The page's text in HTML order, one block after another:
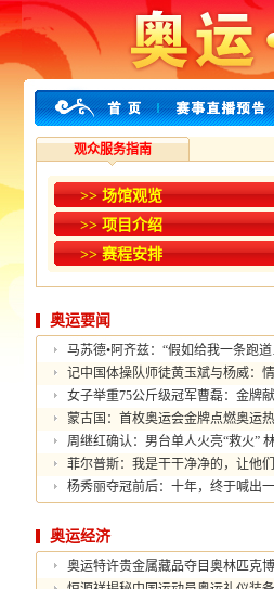
观众服务指南
>> 场馆观览
>> 项目介绍
>> 赛程安排
奥运要闻
马苏德•阿齐兹：“假如给我一条跑
记中国体操队师徒黄玉斌与杨威：
女子举重75公斤级冠军曹磊：金牌
蒙古国：首枚奥运会金牌点燃奥运
周继红确认：男台单人火亮“救火”
菲尔普斯：我是干干净净的，让他
杨秀丽夺冠前后：十年，终于喊出
奥运经济
奥运特许贵金属藏品夺目奥林匹克